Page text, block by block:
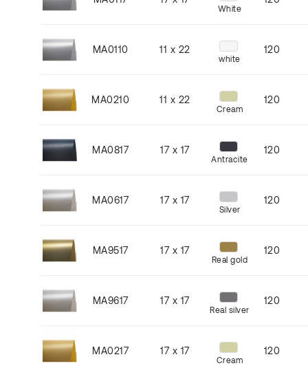
White
MA0110 11 x 22
white
120
MA0210 11 x 22
Cream
120
MA0817 17 x 17
Antracite
120
MA0617 17 x 17
Silver
120
MA9517 17 x 17
Real gold
120
MA9617 17 x 17
Real silver
120
MA0217 17 x 17
Cream
120